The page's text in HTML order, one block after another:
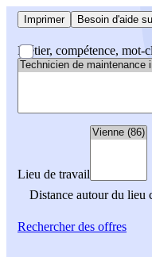
Imprimer Besoin d'aide
Métier, compétence, mot-
Lieu de travail
Distance autour du lieu
Rechercherdes offres